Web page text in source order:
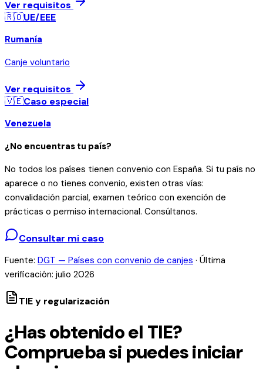
Ver requisitos
🇷🇴UE/EEE
Rumanía
Canje voluntario
Ver requisitos
🇻🇪Caso especial
Venezuela
¿No encuentras tu país?
No todos los países tienen convenio con España. Si tu país no
aparece o no tienes convenio, existen otras vías:
convalidación parcial, examen teórico con exención de
prácticas o permiso internacional. Consúltanos.
Consultar mi caso
Fuente: DGT — Países con convenio de canjes · Última
verificación: julio 2026
TIE y regularización
¿Has obtenido el TIE?
Comprueba si puedes iniciar